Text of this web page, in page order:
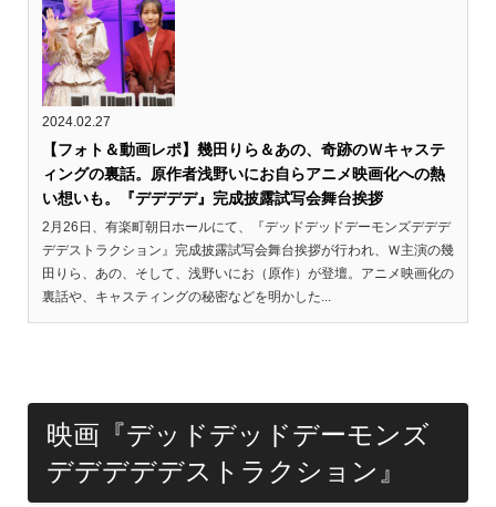
2024.02.27
【フォト＆動画レポ】幾田りら＆あの、奇跡のＷキャステ
ィングの裏話。原作者浅野いにお自らアニメ映画化への熱
い想いも。『デデデデ』完成披露試写会舞台挨拶
2月26日、有楽町朝日ホールにて、『デッドデッドデーモンズデデデ
デデストラクション』完成披露試写会舞台挨拶が行われ、Ｗ主演の幾
田りら、あの、そして、浅野いにお（原作）が登壇。アニメ映画化の
裏話や、キャスティングの秘密などを明かした...
映画『デッドデッドデーモンズ
デデデデデストラクション』